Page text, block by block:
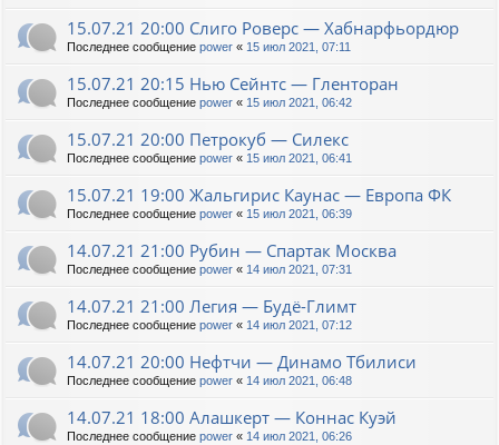
15.07.21 20:00 Слиго Роверс — Хабнарфьордюр
Последнее сообщение power « 15 июл 2021, 07:11
15.07.21 20:15 Нью Сейнтс — Гленторан
Последнее сообщение power « 15 июл 2021, 06:42
15.07.21 20:00 Петрокуб — Силекс
Последнее сообщение power « 15 июл 2021, 06:41
15.07.21 19:00 Жальгирис Каунас — Европа ФК
Последнее сообщение power « 15 июл 2021, 06:39
14.07.21 21:00 Рубин — Спартак Москва
Последнее сообщение power « 14 июл 2021, 07:31
14.07.21 21:00 Легия — Будё-Глимт
Последнее сообщение power « 14 июл 2021, 07:12
14.07.21 20:00 Нефтчи — Динамо Тбилиси
Последнее сообщение power « 14 июл 2021, 06:48
14.07.21 18:00 Алашкерт — Коннас Куэй
Последнее сообщение power « 14 июл 2021, 06:26